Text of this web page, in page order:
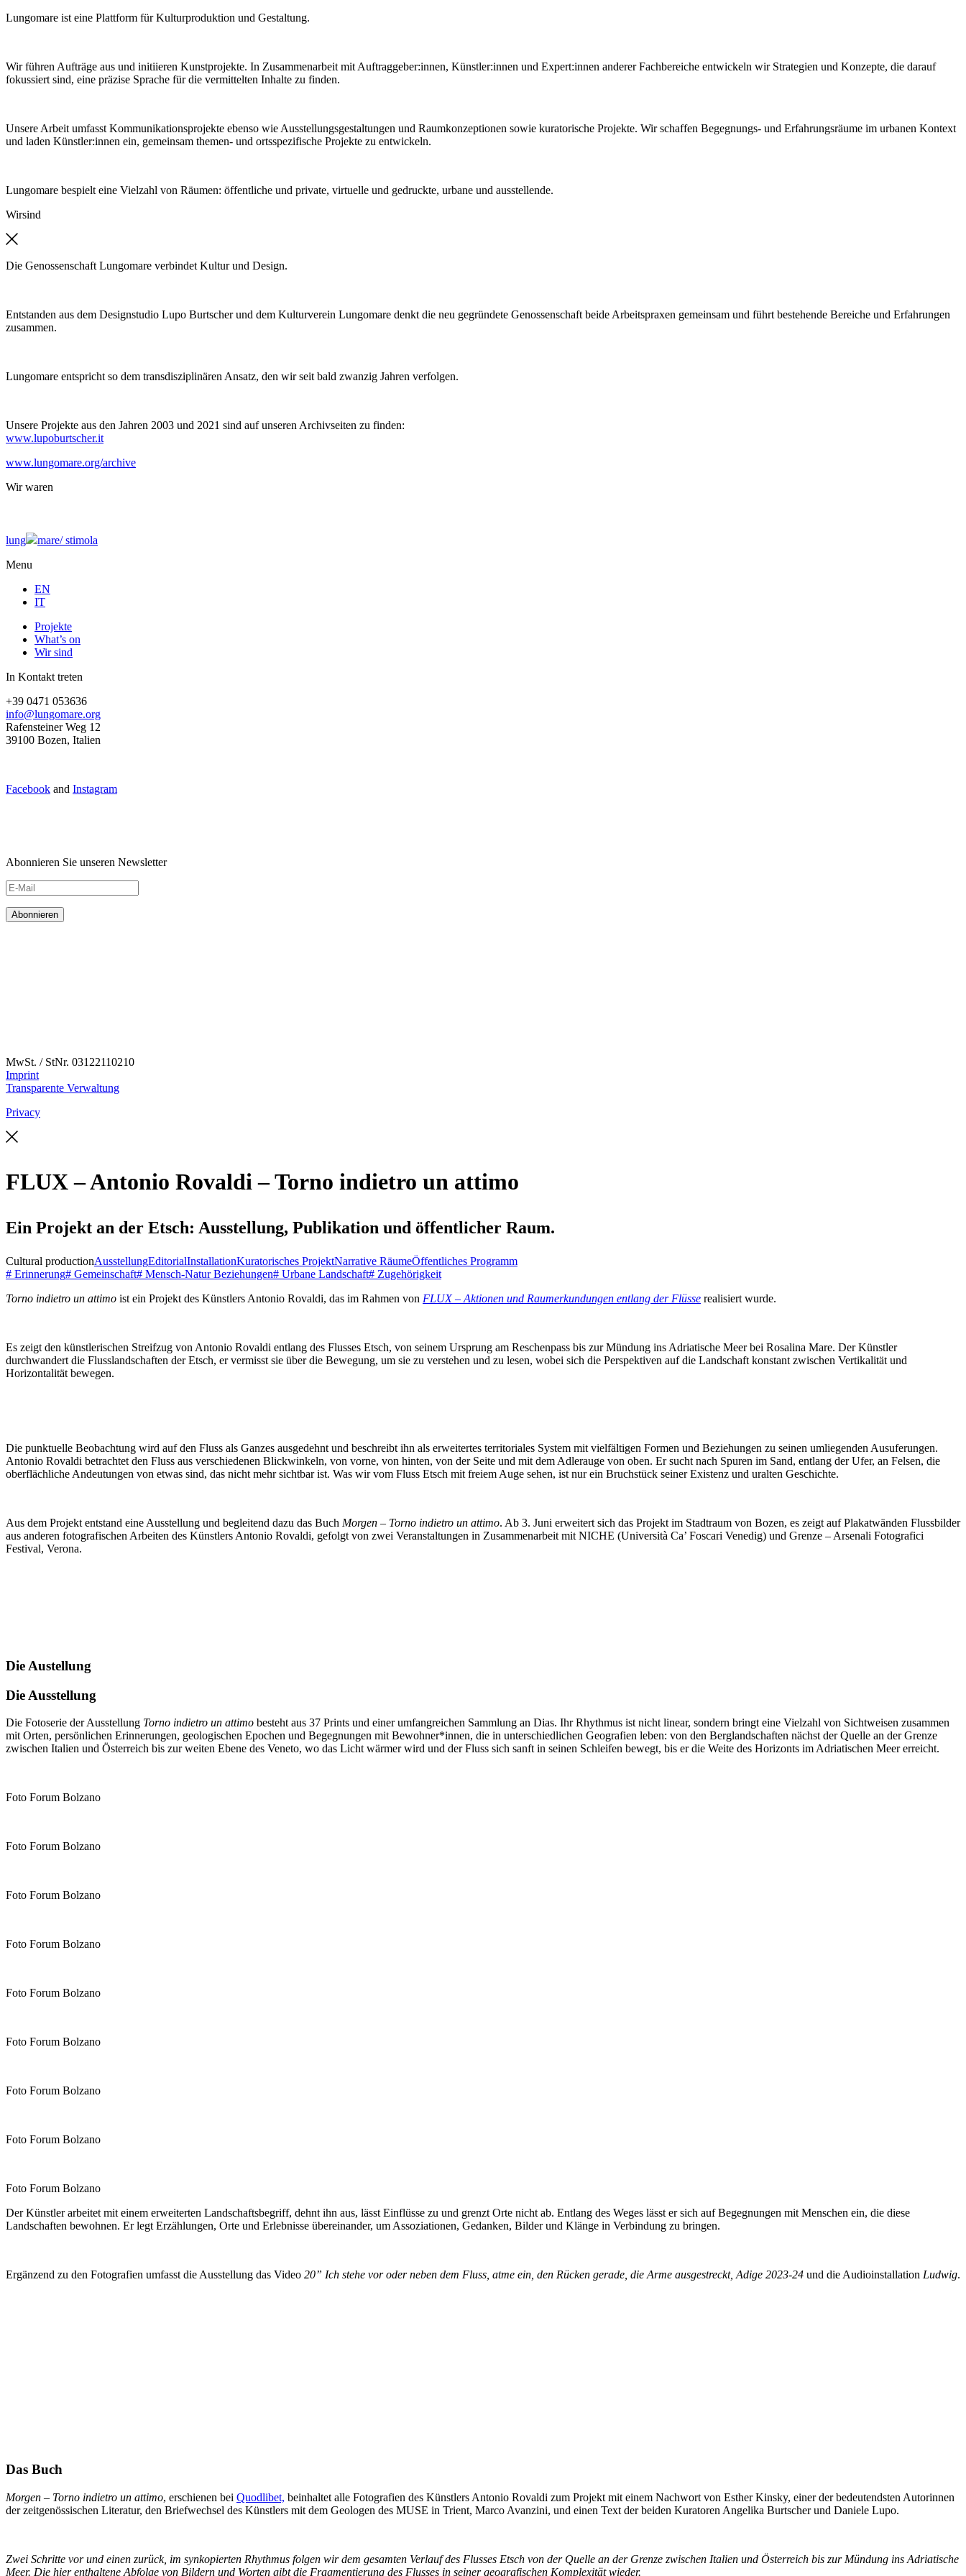
Lungomare ist eine Plattform für Kulturproduktion und Gestaltung.
Wir führen Aufträge aus und initiieren Kunstprojekte. In Zusammenarbeit mit Auftraggeber:innen, Künstler:innen und Expert:innen anderer Fachbereiche entwickeln wir Strategien und Konzepte, die darauf
fokussiert sind, eine präzise Sprache für die vermittelten Inhalte zu finden.
Unsere Arbeit umfasst Kommunikationsprojekte ebenso wie Ausstellungsgestaltungen und Raumkonzeptionen sowie kuratorische Projekte. Wir schaffen Begegnungs- und Erfahrungsräume im urbanen Kontext
und laden Künstler:innen ein, gemeinsam themen- und ortsspezifische Projekte zu entwickeln.
Lungomare bespielt eine Vielzahl von Räumen: öffentliche und private, virtuelle und gedruckte, urbane und ausstellende.
Wirsind
Die Genossenschaft Lungomare verbindet Kultur und Design.
Entstanden aus dem Designstudio Lupo Burtscher und dem Kulturverein Lungomare denkt die neu gegründete Genossenschaft beide Arbeitspraxen gemeinsam und führt bestehende Bereiche und Erfahrungen
zusammen.
Lungomare entspricht so dem transdisziplinären Ansatz, den wir seit bald zwanzig Jahren verfolgen.
Unsere Projekte aus den Jahren 2003 und 2021 sind auf unseren Archivseiten zu finden:
www.lupoburtscher.it
www.lungomare.org/archive
Wir waren
lung mare/stimola
Menu
EN
IT
Projekte
What’s on
Wir sind
In Kontakt treten
+39 0471 053636
info@lungomare.org
Rafensteiner Weg 12
39100 Bozen, Italien
Facebook and Instagram
Abonnieren Sie unseren Newsletter
MwSt. / StNr. 03122110210
Imprint
Transparente Verwaltung
Privacy
FLUX – Antonio Rovaldi – Torno indietro un attimo
Ein Projekt an der Etsch: Ausstellung, Publikation und öffentlicher Raum.
Cultural productionAusstellungEditorialInstallationKuratorisches ProjektNarrative RäumeÖffentliches Programm
# Erinnerung# Gemeinschaft# Mensch-Natur Beziehungen# Urbane Landschaft# Zugehörigkeit
Torno indietro un attimo ist ein Projekt des Künstlers Antonio Rovaldi, das im Rahmen von FLUX – Aktionen und Raumerkundungen entlang der Flüsse realisiert wurde.
Es zeigt den künstlerischen Streifzug von Antonio Rovaldi entlang des Flusses Etsch, von seinem Ursprung am Reschenpass bis zur Mündung ins Adriatische Meer bei Rosalina Mare. Der Künstler
durchwandert die Flusslandschaften der Etsch, er vermisst sie über die Bewegung, um sie zu verstehen und zu lesen, wobei sich die Perspektiven auf die Landschaft konstant zwischen Vertikalität und
Horizontalität bewegen.
Die punktuelle Beobachtung wird auf den Fluss als Ganzes ausgedehnt und beschreibt ihn als erweitertes territoriales System mit vielfältigen Formen und Beziehungen zu seinen umliegenden Ausuferungen.
Antonio Rovaldi betrachtet den Fluss aus verschiedenen Blickwinkeln, von vorne, von hinten, von der Seite und mit dem Adlerauge von oben. Er sucht nach Spuren im Sand, entlang der Ufer, an Felsen, die
oberflächliche Andeutungen von etwas sind, das nicht mehr sichtbar ist. Was wir vom Fluss Etsch mit freiem Auge sehen, ist nur ein Bruchstück seiner Existenz und uralten Geschichte.
Aus dem Projekt entstand eine Ausstellung und begleitend dazu das Buch Morgen – Torno indietro un attimo. Ab 3. Juni erweitert sich das Projekt im Stadtraum von Bozen, es zeigt auf Plakatwänden Flussbilder
aus anderen fotografischen Arbeiten des Künstlers Antonio Rovaldi, gefolgt von zwei Veranstaltungen in Zusammenarbeit mit NICHE (Università Ca’ Foscari Venedig) und Grenze – Arsenali Fotografici
Festival, Verona.
Die Austellung
Die Ausstellung
Die Fotoserie der Ausstellung Torno indietro un attimo besteht aus 37 Prints und einer umfangreichen Sammlung an Dias. Ihr Rhythmus ist nicht linear, sondern bringt eine Vielzahl von Sichtweisen zusammen
mit Orten, persönlichen Erinnerungen, geologischen Epochen und Begegnungen mit Bewohner*innen, die in unterschiedlichen Geografien leben: von den Berglandschaften nächst der Quelle an der Grenze
zwischen Italien und Österreich bis zur weiten Ebene des Veneto, wo das Licht wärmer wird und der Fluss sich sanft in seinen Schleifen bewegt, bis er die Weite des Horizonts im Adriatischen Meer erreicht.
Foto Forum Bolzano
Foto Forum Bolzano
Foto Forum Bolzano
Foto Forum Bolzano
Foto Forum Bolzano
Foto Forum Bolzano
Foto Forum Bolzano
Foto Forum Bolzano
Foto Forum Bolzano
Der Künstler arbeitet mit einem erweiterten Landschaftsbegriff, dehnt ihn aus, lässt Einflüsse zu und grenzt Orte nicht ab. Entlang des Weges lässt er sich auf Begegnungen mit Menschen ein, die diese
Landschaften bewohnen. Er legt Erzählungen, Orte und Erlebnisse übereinander, um Assoziationen, Gedanken, Bilder und Klänge in Verbindung zu bringen.
Ergänzend zu den Fotografien umfasst die Ausstellung das Video 20” Ich stehe vor oder neben dem Fluss, atme ein, den Rücken gerade, die Arme ausgestreckt, Adige 2023-24 und die Audioinstallation Ludwig.
Das Buch
Morgen – Torno indietro un attimo, erschienen bei Quodlibet, beinhaltet alle Fotografien des Künstlers Antonio Rovaldi zum Projekt mit einem Nachwort von Esther Kinsky, einer der bedeutendsten Autorinnen
der zeitgenössischen Literatur, den Briefwechsel des Künstlers mit dem Geologen des MUSE in Trient, Marco Avanzini, und einen Text der beiden Kuratoren Angelika Burtscher und Daniele Lupo.
Zwei Schritte vor und einen zurück, im synkopierten Rhythmus folgen wir dem gesamten Verlauf des Flusses Etsch von der Quelle an der Grenze zwischen Italien und Österreich bis zur Mündung ins Adriatische
Meer. Die hier enthaltene Abfolge von Bildern und Worten gibt die Fragmentierung des Flusses in seiner geografischen Komplexität wieder.